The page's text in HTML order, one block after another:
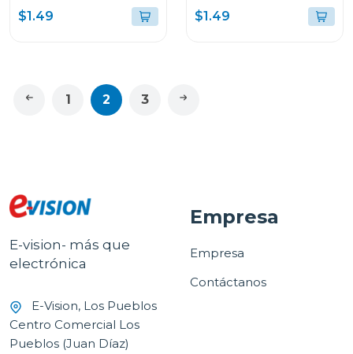
$1.49 $1.49
1 2 3
E-vision- más que
electrónica
E-Vision, Los Pueblos
Centro Comercial Los
Pueblos (Juan Díaz)
Empresa
Empresa
Contáctanos